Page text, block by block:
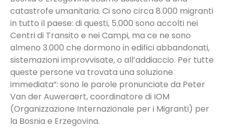
catastrofe umanitaria. Ci sono circa 8.000 migranti
in tutto il paese: di questi, 5.000 sono accolti nei
Centri di Transito e nei Campi, ma ce ne sono
almeno 3.000 che dormono in edifici abbandonati,
sistemazioni improvvisate, o all’addiaccio. Per tutte
queste persone va trovata una soluzione
immediata”: sono le parole pronunciate da Peter
Van der Auweraert, coordinatore di IOM
(Organizzazione Internazionale per i Migranti) per
la Bosnia e Erzegovina.